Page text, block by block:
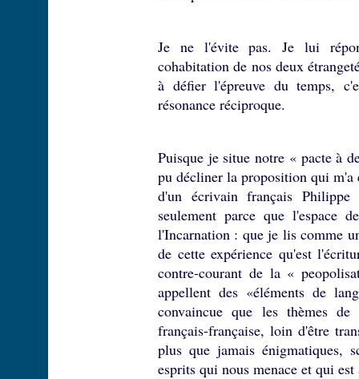
Je ne l'évite pas. Je lui
cohabitation de nos deux
à défier l'épreuve du temps,
résonance réciproque.
Puisque je situe notre « pacte à
pu décliner la proposition qui m'a
d'un écrivain français
seulement parce que l'espace
l'Incarnation : que je lis comme
de cette expérience qu'est
contre-courant de la «
appellent des «éléments de
convaincue que les thèmes de
français-française, loin d'être
plus que jamais énigmatiques,
esprits qui nous menace et qui